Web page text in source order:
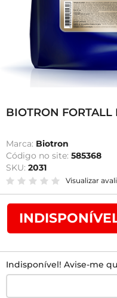
BIOTRON FORTALL
Marca: Biotron
Código no site: 585368
SKU: 2031
Visualizar
Indisponível! Avise-me